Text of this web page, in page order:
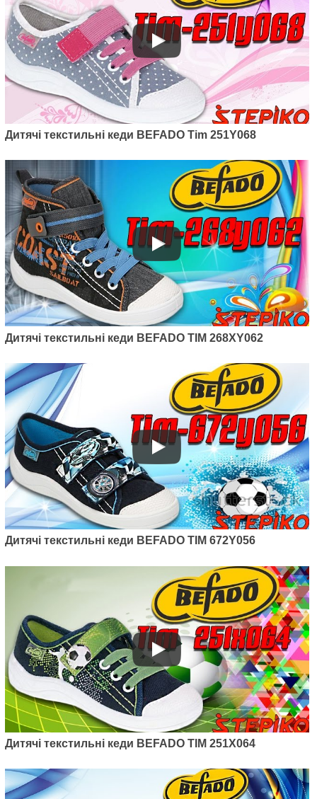
Дитячі текстильні кеди BEFADO Tim 251Y068
Дитячі текстильні кеди BEFADO TIM 268XY062
Дитячі текстильні кеди BEFADO TIM 672Y056
Дитячі текстильні кеди BEFADO TIM 251X064